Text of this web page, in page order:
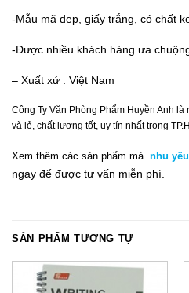
-Mẫu mã đẹp, giấy trắng, có chất
-Được nhiều khách hàng ưa
– Xuất xứ : Việt Nam
Công Ty Văn Phòng Phẩm Huyền Anh
và lẻ, chất lượng tốt, uy tín nhất trong
Xem thêm các sản phẩm mà nhu
ngay để được tư vấn miễn phí.
SẢN PHẨM TƯƠNG TỰ